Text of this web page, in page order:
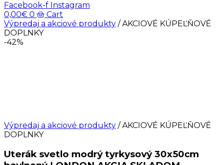
Facebook-f Instagram
0,00€ 0
Cart
Výpredaj a akciové produkty / AKCIOVÉ KÚPEĽŇOVÉ
DOPLNKY
-42%
Výpredaj a akciové produkty / AKCIOVÉ KÚPEĽŇOVÉ
DOPLNKY
Uterák svetlo modrý tyrkysový 30x50cm